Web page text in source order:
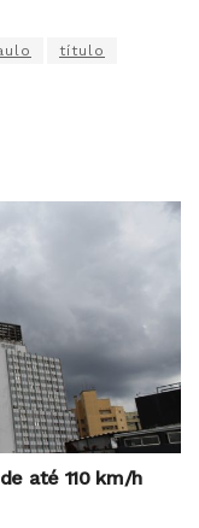
título
até 110 km/h